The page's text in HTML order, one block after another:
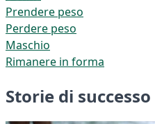
Prendere peso
Perdere peso
Maschio
Rimanere in forma
Storie di